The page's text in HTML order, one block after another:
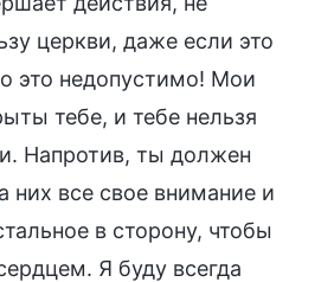
церкви, даже если это
это недопустимо! Мои
тебе, и тебе нельзя
Напротив, ты должен
них все свое внимание и
в сторону, чтобы
Я буду всегда